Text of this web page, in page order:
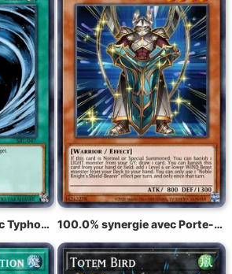
100.0% synergie avec Typhon de l'Espace Mystique 100.0% synergie avec Porte-Écu du Chevalier Noble